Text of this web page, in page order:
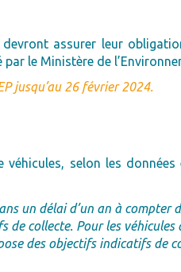
assurer leur
le Ministère de
jusqu’au 26 février 2024.
selon les
un délai d’un an à compter
collecte. Pour les
des objectifs indicatifs de